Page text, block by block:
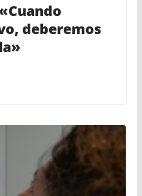
deberemos